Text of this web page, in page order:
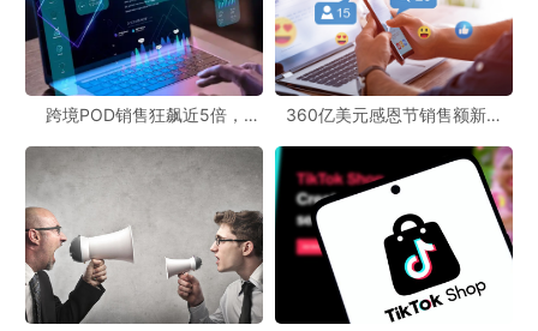
跨境POD销售狂飙近5倍，
360亿美元感恩节销售额新纪
新风潮！